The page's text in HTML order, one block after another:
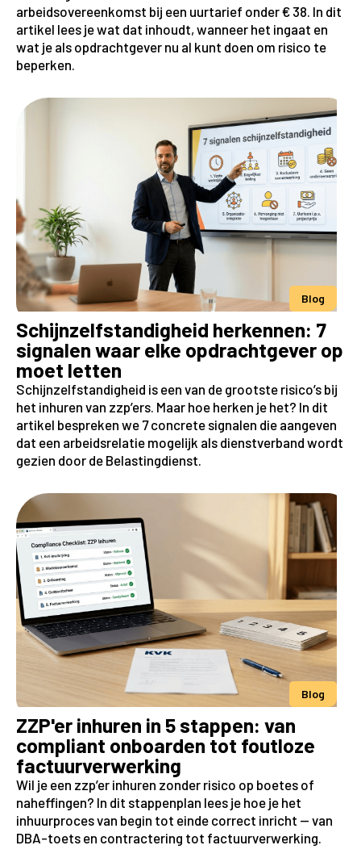
arbeidsovereenkomst bij een uurtarief onder € 38. In dit
artikel lees je wat dat inhoudt, wanneer het ingaat en
wat je als opdrachtgever nu al kunt doen om risico te
beperken.
Blog
Schijnzelfstandigheid herkennen: 7
signalen waar elke opdrachtgever op
moet letten
Schijnzelfstandigheid is een van de grootste risico’s bij
het inhuren van zzp’ers. Maar hoe herken je het? In dit
artikel bespreken we 7 concrete signalen die aangeven
dat een arbeidsrelatie mogelijk als dienstverband wordt
gezien door de Belastingdienst.
Blog
ZZP'er inhuren in 5 stappen: van
compliant onboarden tot foutloze
factuurverwerking
Wil je een zzp’er inhuren zonder risico op boetes of
naheffingen? In dit stappenplan lees je hoe je het
inhuurproces van begin tot einde correct inricht — van
DBA-toets en contractering tot factuurverwerking.